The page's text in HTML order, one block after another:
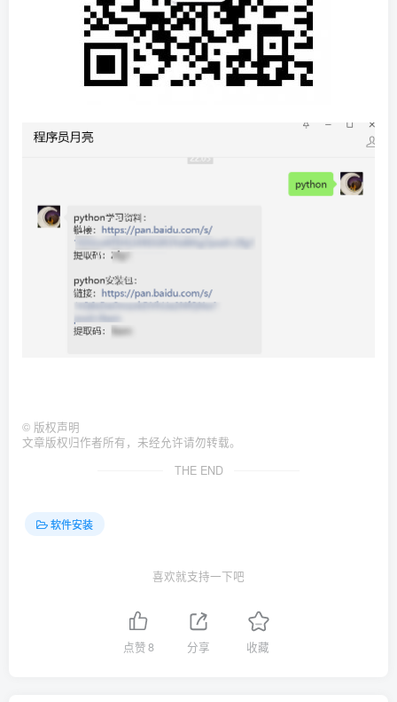
© 版权声明
文章版权归作者所有，未经允许请勿转载。
THE END
软件安装
喜欢就支持一下吧
点赞8 分享 收藏